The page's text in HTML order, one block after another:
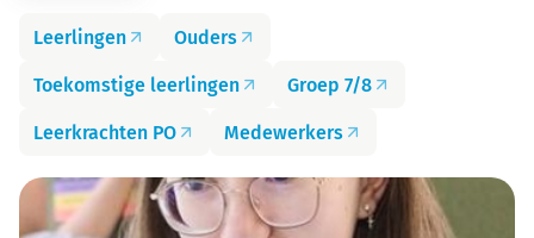
Leerlingen Ouders
Toekomstige leerlingen Groep 7/8
Leerkrachten PO Medewerkers